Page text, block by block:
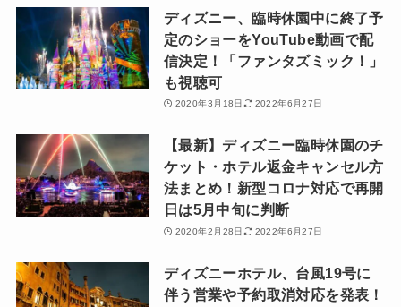
ディズニー、臨時休園中に終了予
定のショーをYouTube動画で配
信決定！「ファンタズミック！」
も視聴可
2020年3月18日 2022年6月27日
【最新】ディズニー臨時休園のチ
ケット・ホテル返金キャンセル方
法まとめ！新型コロナ対応で再開
日は5月中旬に判断
2020年2月28日 2022年6月27日
ディズニーホテル、台風19号に
伴う営業や予約取消対応を発表！